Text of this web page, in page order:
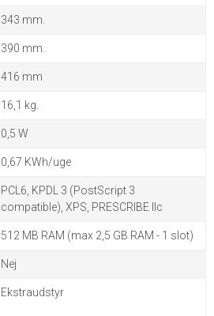
343 mm.
390 mm.
416 mm
16,1 kg.
0,5 W
0,67 KWh/uge
PCL6, KPDL 3 (PostScript 3
compatible), XPS, PRESCRIBE llc
512 MB RAM (max 2,5 GB RAM - 1 slot)
Nej
Ekstraudstyr